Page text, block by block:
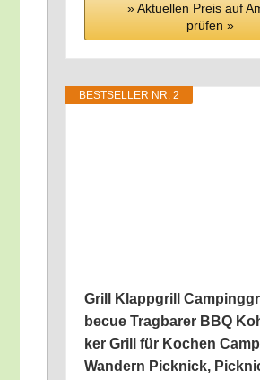
» Aktu­el­len Preis auf
prü­fen »
BEST­SEL­LER NR. 2
Grill Klapp­grill
be­cue Trag­ba­rer BBQ
ker Grill für Kochen
Wan­dern Pick­nick,